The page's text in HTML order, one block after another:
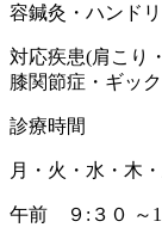
容鍼灸・ハンド
対応疾患(肩こり
膝関節症・ギッ
診療時間
月・火・水・木
午前 ９:３０ ～